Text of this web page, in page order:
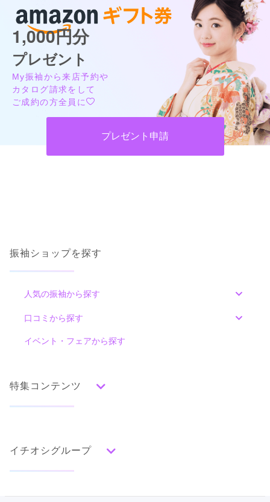
1,000円分
プレゼント
My振袖から来店予約や
カタログ請求をして
ご成約の方全員に
プレゼント申請
振袖ショップを探す
人気の振袖から探す
色別ランキング
グレー
黒 その他
レトロ
口コミから探す
口コミ一覧
イベント・フェアから探す
特集コンテンツ
ママ振特集
個性的振袖コーディネート特集
成人式レポート
イチオシグループ